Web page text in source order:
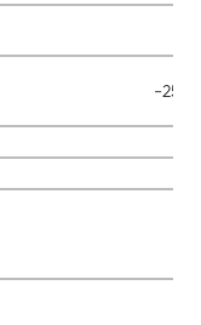
-25 °